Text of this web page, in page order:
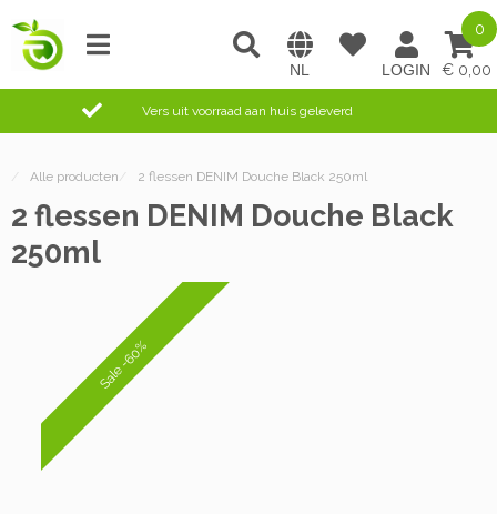
0,00
0
Vers uit voorraad aan huis geleverd
/ Alle producten / 2 flessen DENIM Douche Black 250ml
2 flessen DENIM Douche Black
250ml
Sale -60%